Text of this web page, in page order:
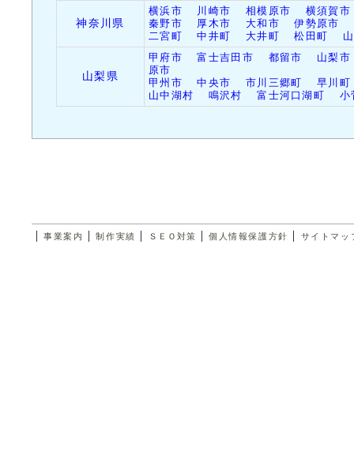
グ」サイトを追
2014/6/16（月）
株式会社ユニロ
ーの一員として
頂きましので、
更新しました。
ました。
神奈川県
横浜市 川崎市 相模原市
横須賀市
秦野市
厚木市 大和市
伊勢原市
二宮町
中井町 大井町 松田町
山梨県
甲府市 富士吉田市 都留市
山梨市
原市
甲州市
中央市 市川三郷町
早川町
山中湖村
鳴沢村 富士河口湖町 小
|事業案内 |制作実績 | ＳＥＯ対策 | 個人情報保護方針 | サイトマッ